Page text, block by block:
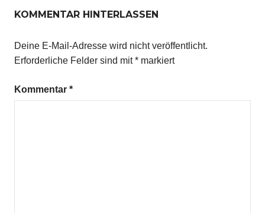
KOMMENTAR HINTERLASSEN
Deine E-Mail-Adresse wird nicht veröffentlicht.
Erforderliche Felder sind mit* markiert
Kommentar *